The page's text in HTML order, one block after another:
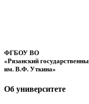
ФГБОУ ВО
«Рязанский
им. В.Ф. Уткина»
Об университете